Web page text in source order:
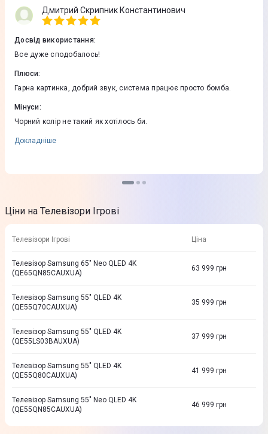
Дмитрий Скрипник Константинович
Досвід використання:
Все дуже сподобалось!
Плюси:
Гарна картинка, добрий звук, система працює просто бомба.
Мінуси:
Чорний колір не такий як хотілось би.
Докладніше
Ціни на Телевізори Ігрові
Телевізори Ігрові Ціна
Телевізор Samsung 65" Neo QLED 4K
(QE65QN85CAUXUA)
63 999 грн
Телевізор Samsung 55" QLED 4K
(QE55Q70CAUXUA)
35 999 грн
Телевізор Samsung 55" QLED 4K
(QE55LS03BAUXUA)
37 999 грн
Телевізор Samsung 55" QLED 4K
(QE55Q80CAUXUA)
41 999 грн
Телевізор Samsung 55" Neo QLED 4K
(QE55QN85CAUXUA)
46 999 грн